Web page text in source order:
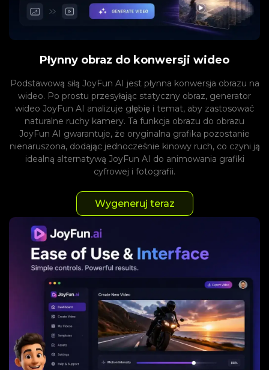
Płynny obraz do konwersji wideo
Podstawową siłą JoyFun AI jest płynna konwersja obrazu na
wideo. Po prostu przesyłając statyczny obraz, generator
wideo JoyFun AI analizuje głębię i temat, aby zastosować
naturalne ruchy kamery. Ta funkcja obrazu do obrazu
JoyFun AI gwarantuje, że oryginalna grafika pozostanie
nienaruszona, dodając jednocześnie kinowy ruch, co czyni ją
idealną alternatywą JoyFun AI do animowania grafiki
cyfrowej i fotografii.
Wygeneruj teraz